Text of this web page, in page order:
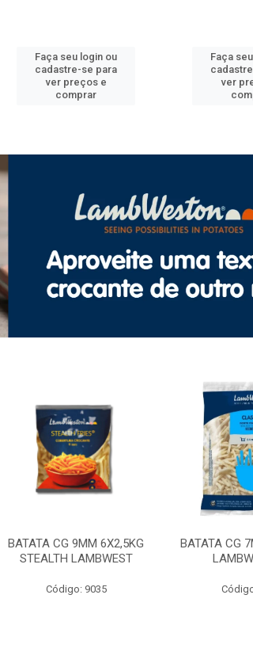
Faça seu login ou
cadastre-se para
ver preços e
comprar
Faça
ver
BATATA CG 9MM 6X2,5KG
STEALTH LAMBWEST
Código: 9035
BATATA CG